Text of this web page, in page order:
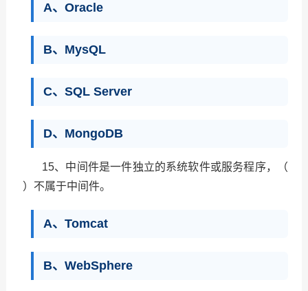
A、Oracle
B、MysQL
C、SQL Server
D、MongoDB
15、中间件是一件独立的系统软件或服务程序，（
）不属于中间件。
A、Tomcat
B、WebSphere